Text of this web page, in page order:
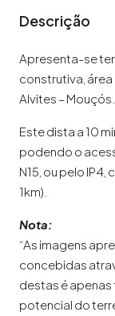
Descrição
Apresenta-se
construtiva,
Alvites – Mouçós.
Este dista a 10
podendo o
N15, ou pelo
1km).
Nota:
“As imagens
concebidas
destas é
potencial do